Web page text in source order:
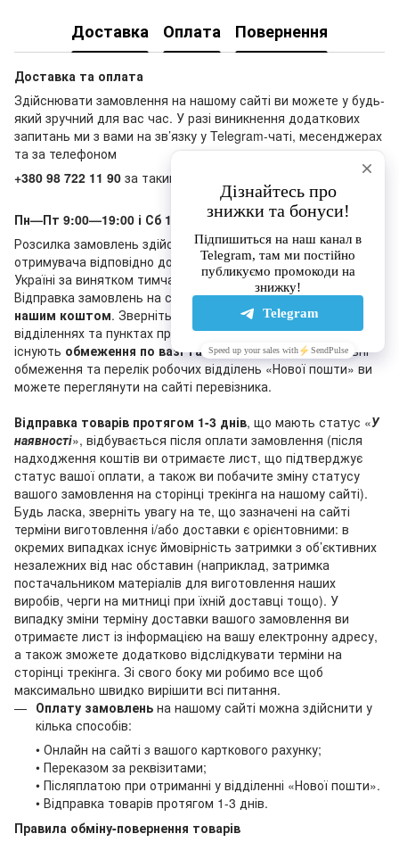
Доставка Оплата Повернення
Доставка та оплата
Здійснювати замовлення на нашому сайті ви можете у будь-
який зручний для вас час. У разі виникнення додаткових
запитань ми з вами на зв’язку у Telegram-чаті, месенджерах
та за телефоном
+380 98 722 11 90 за таким графіком:
Пн—Пт 9:00—19:00 і Сб 10:00—18:00, Нд - вихідний
Розсилка замовлень здійснюється «Новою поштою» за кошт
отримувача відповідно до тарифів перевізника по всій
Україні за винятком тимчасово окупованих територій.
Відправка замовлень на сумувід 20 000 грнвідбувається
нашим коштом. Зверніть, будь ласка, увагу, що в деяких
відділеннях та пунктах приймання-видачі «Нової пошти»
існують обмеження по вазі та суміпісляплати. Актуальні
обмеження та перелік робочих відділень «Нової пошти» ви
можете переглянути на сайті перевізника.
Відправка товарів протягом 1-3 днів, що мають статус «У
наявності», відбувається після оплати замовлення (після
надходження коштів ви отримаєте лист, що підтверджує
статус вашої оплати, а також ви побачите зміну статусу
вашого замовлення на сторінці трекінга на нашому сайті).
Будь ласка, зверніть увагу на те, що зазначені на сайті
терміни виготовлення і/або доставки є орієнтовними: в
окремих випадках існує ймовірність затримки з об’єктивних
незалежних від нас обставин (наприклад, затримка
постачальником матеріалів для виготовлення наших
виробів, черги на митниці при їхній доставці тощо). У
випадку зміни терміну доставки вашого замовлення ви
отримаєте лист із інформацією на вашу електронну адресу,
а також зможете додатково відслідкувати терміни на
сторінці трекінга. Зі свого боку ми робимо все щоб
максимально швидко вирішити всі питання.
Оплату замовлень на нашому сайті можна здійснити у
кілька способів:
• Онлайн на сайті з вашого карткового рахунку;
• Переказом за реквізитами;
• Післяплатою при отриманні у відділенні «Нової пошти».
• Відправка товарів протягом 1-3 днів.
Правила обміну-повернення товарів